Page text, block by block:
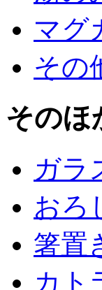
マグ
その
そのほ
ガラ
おろ
箸置
カト